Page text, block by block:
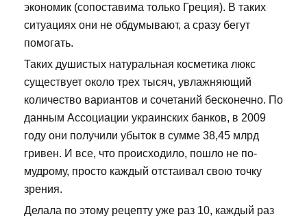
экономик (сопоставима только Греция). В таких
ситуациях они не обдумывают, а сразу бегут
помогать.
Таких душистых натуральная косметика люкс
существует около трех тысяч, увлажняющий
количество вариантов и сочетаний бесконечно. По
данным Ассоциации украинских банков, в 2009
году они получили убыток в сумме 38,45 млрд
гривен. И все, что происходило, пошло не по-
мудрому, просто каждый отстаивал свою точку
зрения.
Делала по этому рецепту уже раз 10, каждый раз